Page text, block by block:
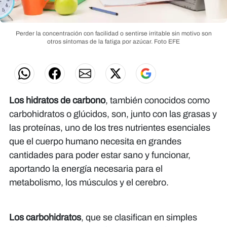
Perder la concentración con facilidad o sentirse irritable sin motivo son
otros síntomas de la fatiga por azúcar. Foto EFE
Los hidratos de carbono, también conocidos como
carbohidratos o glúcidos, son, junto con las grasas y
las proteínas, uno de los tres nutrientes esenciales
que el cuerpo humano necesita en grandes
cantidades para poder estar sano y funcionar,
aportando la energía necesaria para el
metabolismo, los músculos y el cerebro.
Los carbohidratos, que se clasifican en simples